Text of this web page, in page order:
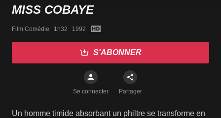
MISS COBAYE
Film Comédie   1h32   1992
S'ABONNER
Se connecter Partager
Un homme timide absorbant un philtre se transforme en